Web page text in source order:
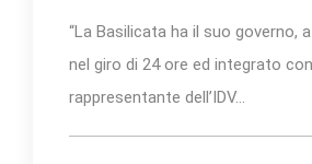
“La Basilicata ha il suo governo,
nel giro di 24 ore ed integrato
rappresentante dell’IDV...